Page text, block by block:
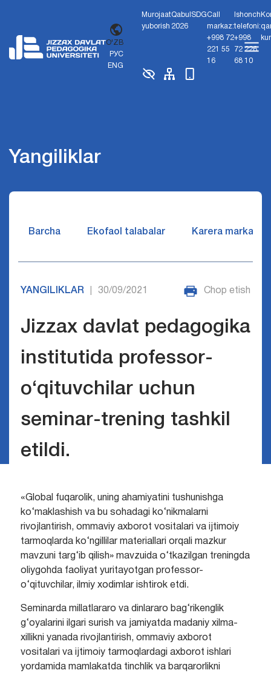
O'ZB
РУС
ENG
Murojaat
yuborish
Qabul
2026
SDGCall
markaz:
+998 72
221 55
16
Ishonch
telefoni:
+998
72 226
68 10
Yangiliklar
Barcha Ekofaol talabalar Karera markazi
YANGILIKLAR 30/09/2021 Chop etish
Jizzax davlat pedagogika
institutida professor-
o‘qituvchilar uchun
seminar-trening tashkil
etildi.
«Global fuqarolik, uning ahamiyatini tushunishga
ko‘maklashish va bu sohadagi ko‘nikmalarni
rivojlantirish, ommaviy axborot vositalari va ijtimoiy
tarmoqlarda ko‘ngillilar materiallari orqali mazkur
mavzuni targ‘ib qilish» mavzuida o‘tkazilgan treningda
oliygohda faoliyat yuritayotgan professor-
o‘qituvchilar, ilmiy xodimlar ishtirok etdi.
Seminarda millatlararo va dinlararo bag‘rikenglik
g‘oyalarini ilgari surish va jamiyatda madaniy xilma-
xillikni yanada rivojlantirish, ommaviy axborot
vositalari va ijtimoiy tarmoqlardagi axborot ishlari
yordamida mamlakatda tinchlik va barqarorlikni